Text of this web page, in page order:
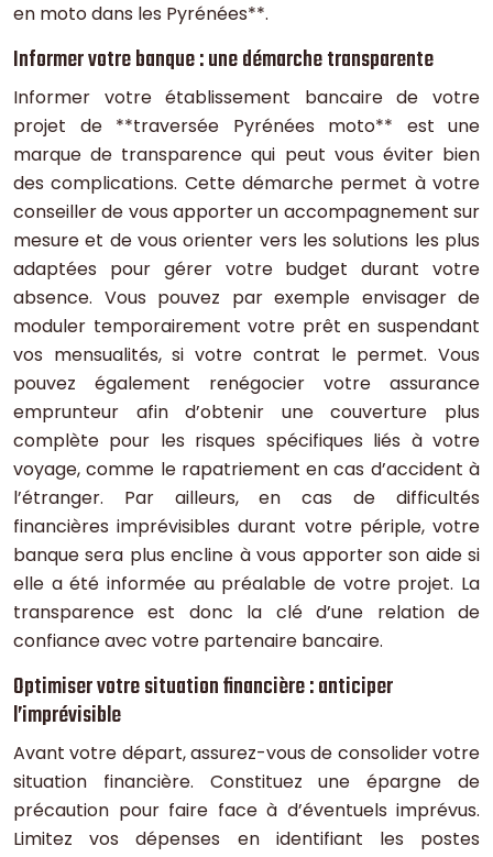
en moto dans les Pyrénées**.
Informer votre banque : une démarche transparente
Informer votre établissement bancaire de votre
projet de **traversée Pyrénées moto** est une
marque de transparence qui peut vous éviter bien
des complications. Cette démarche permet à votre
conseiller de vous apporter un accompagnement sur
mesure et de vous orienter vers les solutions les plus
adaptées pour gérer votre budget durant votre
absence. Vous pouvez par exemple envisager de
moduler temporairement votre prêt en suspendant
vos mensualités, si votre contrat le permet. Vous
pouvez également renégocier votre assurance
emprunteur afin d’obtenir une couverture plus
complète pour les risques spécifiques liés à votre
voyage, comme le rapatriement en cas d’accident à
l’étranger. Par ailleurs, en cas de difficultés
financières imprévisibles durant votre périple, votre
banque sera plus encline à vous apporter son aide si
elle a été informée au préalable de votre projet. La
transparence est donc la clé d’une relation de
confiance avec votre partenaire bancaire.
Optimiser votre situation financière : anticiper
l’imprévisible
Avant votre départ, assurez-vous de consolider votre
situation financière. Constituez une épargne de
précaution pour faire face à d’éventuels imprévus.
Limitez vos dépenses en identifiant les postes